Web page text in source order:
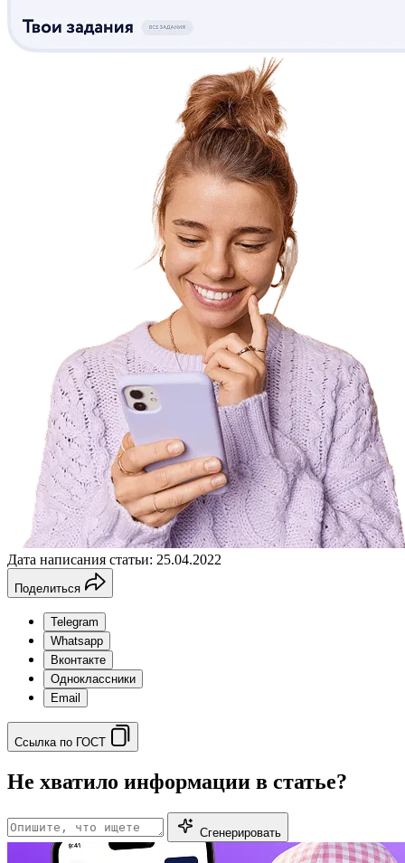
Дата написания статьи: 25.04.2022
Поделиться
Telegram
Whatsapp
Вконтакте
Одноклассники
Email
Ссылка по ГОСТ
Не хватило информации в статье?
Сгенерировать